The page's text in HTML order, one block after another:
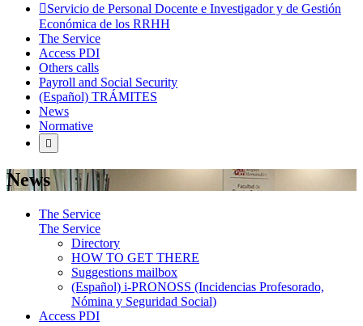
Servicio de Personal Docente e Investigador y de Gestión
Económica de los RRHH
The Service
Access PDI
Others calls
Payroll and Social Security
(Español) TRÁMITES
News
Normative
News
The Service
The Service
Directory
HOW TO GET THERE
Suggestions mailbox
(Español) i-PRONOSS (Incidencias Profesorado,
Nómina y Seguridad Social)
Access PDI